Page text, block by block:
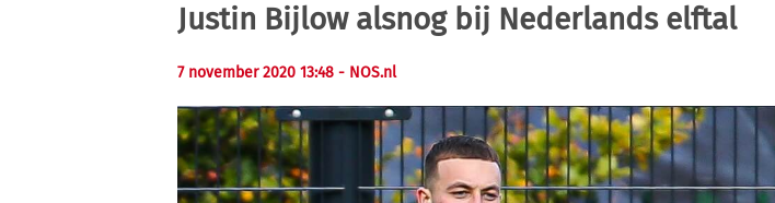
Justin Bijlow alsnog bij Nederlands elftal
7 november 2020 13:48 - NOS.nl